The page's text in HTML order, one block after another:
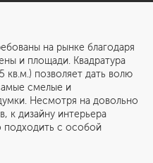
на рынке благодаря
и площади. Квадратура
позволяет дать волю
смелые и
Несмотря на довольно
к дизайну интерьера
подходить с особой